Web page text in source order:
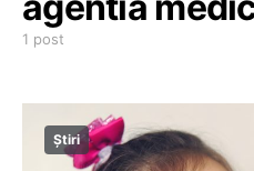
1 post
Știri